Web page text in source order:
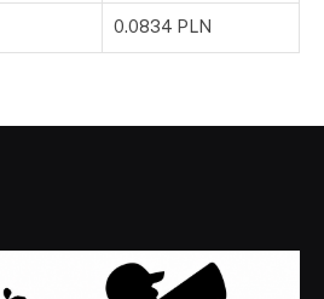
0.0834 PLN